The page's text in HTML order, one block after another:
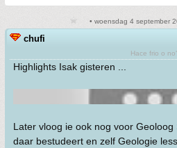
• woensdag 4 september
chufi
Hace frio o
Highlights Isak gisteren ...
Later vloog ie ook nog voor Geoloog
daar bestudeert en zelf Geologie